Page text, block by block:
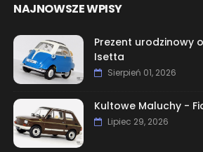
NAJNOWSZE WPISY
Prezent urodzinowy
Isetta
Sierpień 01, 2026
Kultowe Maluchy -
Lipiec 29, 2026